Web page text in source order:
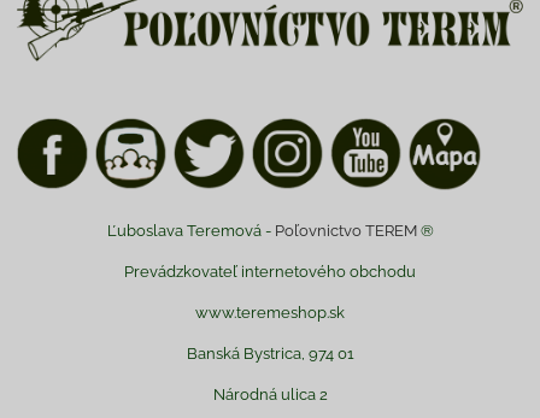
Ľuboslava Teremová - Poľovnictvo TEREM®
Prevádzkovateľ internetového obchodu
www.teremeshop.sk
Banská Bystrica, 974 01
Národná ulica 2